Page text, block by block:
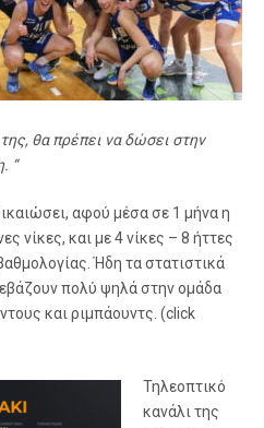
θα πρέπει να δώσει στην
“
αφού μέσα σε 1 μήνα η
νίκες, και με 4 νίκες – 8 ήττες
Ήδη τα στατιστικά
πολύ ψηλά στην ομάδα
και ριμπάουντς. (click
Τηλεοπτικό
κανάλι της